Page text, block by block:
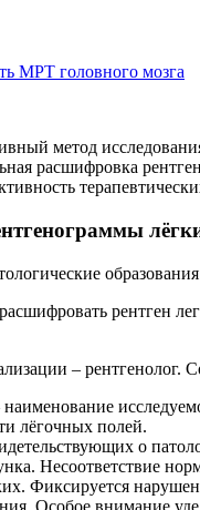
МРТ головного мозга
метод
расшифровка
рентген
–
лёгочных полей.
о
Несоответствие
Фиксируется
Особое внимание